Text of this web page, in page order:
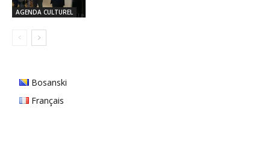
AGENDA CULTUREL
Bosanski
Français